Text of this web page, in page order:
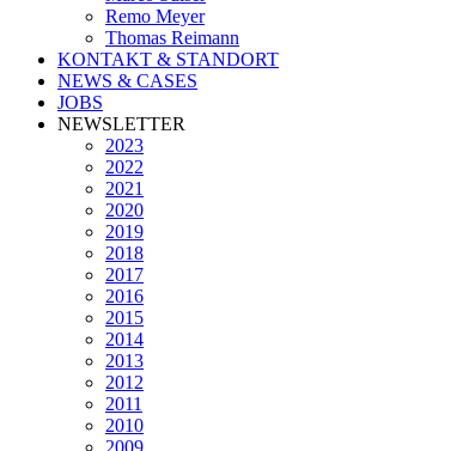
Remo Meyer
Thomas Reimann
KONTAKT & STANDORT
NEWS & CASES
JOBS
NEWSLETTER
2023
2022
2021
2020
2019
2018
2017
2016
2015
2014
2013
2012
2011
2010
2009